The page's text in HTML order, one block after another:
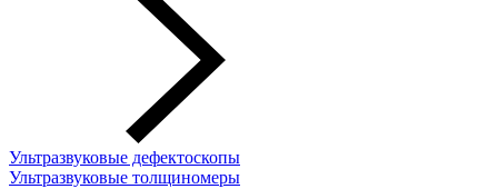
Ультразвуковые дефектоскопы
Ультразвуковые толщиномеры